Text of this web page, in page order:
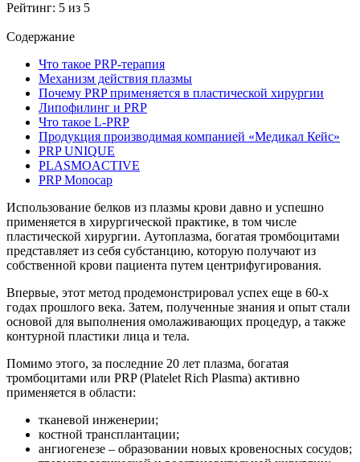
Рейтинг: 5 из 5
Содержание
Что такое PRP-терапия
Механизм действия плазмы
Почему PRP применяется в пластической хирургии
Липофилинг и PRP
Что такое L-PRP
Продукция производимая компанией «Медикал Кейс»
PRP UNIQUE
PLASMOACTIVE
PRP Monocap
Использование белков из плазмы крови давно и успешно
применяется в хирургической практике, в том числе
пластической хирургии. Аутоплазма, богатая тромбоцитами
представляет из себя субстанцию, которую получают из
собственной крови пациента путем центрифугирования.
Впервые, этот метод продемонстрировал успех еще в 60-х
годах прошлого века. Затем, полученные знания и опыт стали
основой для выполнения омолаживающих процедур, а также
контурной пластики лица и тела.
Помимо этого, за последние 20 лет плазма, богатая
тромбоцитами или PRP (Platelet Rich Plasma) активно
применяется в области:
тканевой инженерии;
костной трансплантации;
ангиогенезе – образовании новых кровеносных сосудов;